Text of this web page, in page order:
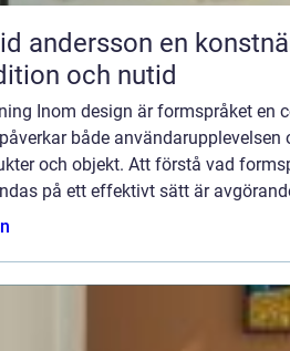
en konstnär som förenar
och nutid
Inom design är formspråket en
både användarupplevelsen
och objekt. Att förstå vad
på ett effektivt sätt är